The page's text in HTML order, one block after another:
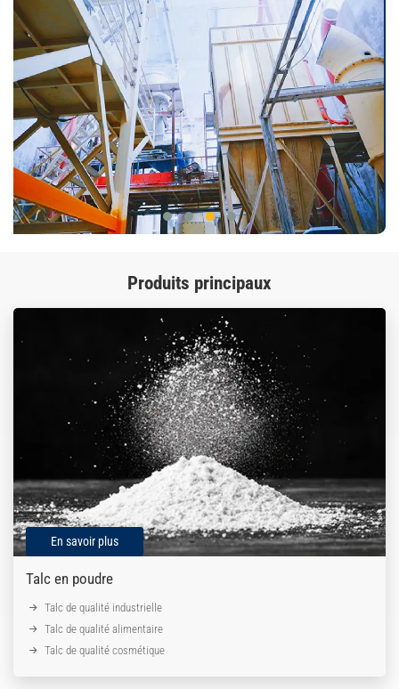
Produits principaux
En savoir plus
Talc en poudre
Talc de qualité industrielle
Talc de qualité alimentaire
Talc de qualité cosmétique